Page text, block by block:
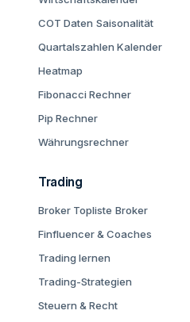
COT Daten Saisonalität
Quartalszahlen Kalender
Heatmap
Fibonacci Rechner
Pip Rechner
Währungsrechner
Trading
Broker Topliste Broker
Finfluencer & Coaches
Trading lernen
Trading-Strategien
Steuern & Recht